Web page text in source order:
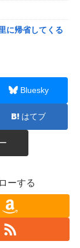
に帰省してくる
ゆゆとおはなし
】
抜！推しナイ
の魅力を語り合
→炎上
ッッッッッッッ
これ』の可能性
Bluesky
はてブ
ーする